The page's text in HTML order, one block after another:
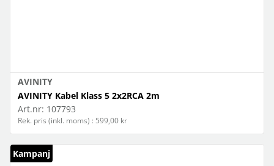
AVINITY
AVINITY Kabel Klass 5 2x2RCA 2m
Art.nr: 107793
Rek. pris (inkl. moms) : 599,00 kr
Kampanj